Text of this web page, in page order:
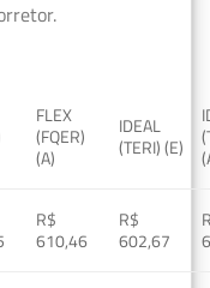
FLEX
(FQER)
(A)
IDEAL
(TERI) (E)
R$
610,46
R$
602,67